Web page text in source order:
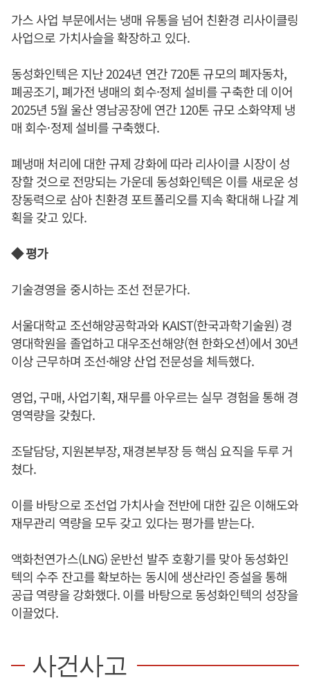
가스 사업 부문에서는 냉매 유통을 넘어 친환경 리사이클링
사업으로 가치사슬을 확장하고 있다.
동성화인텍은 지난 2024년 연간 720톤 규모의 폐자동차,
폐공조기, 폐가전 냉매의 회수·정제 설비를 구축한 데 이어
2025년 5월 울산 영남공장에 연간 120톤 규모 소화약제 냉
매 회수·정제 설비를 구축했다.
폐냉매 처리에 대한 규제 강화에 따라 리사이클 시장이 성
장할 것으로 전망되는 가운데 동성화인텍은 이를 새로운 성
장동력으로 삼아 친환경 포트폴리오를 지속 확대해 나갈 계
획을 갖고 있다.
◆ 평가
기술경영을 중시하는 조선 전문가다.
서울대학교 조선해양공학과와 KAIST(한국과학기술원) 경
영대학원을 졸업하고 대우조선해양(현 한화오션)에서 30년
이상 근무하며 조선·해양 산업 전문성을 체득했다.
영업, 구매, 사업기획, 재무를 아우르는 실무 경험을 통해 경
영역량을 갖췄다.
조달담당, 지원본부장, 재경본부장 등 핵심 요직을 두루 거
쳤다.
이를 바탕으로 조선업 가치사슬 전반에 대한 깊은 이해도와
재무관리 역량을 모두 갖고 있다는 평가를 받는다.
액화천연가스(LNG) 운반선 발주 호황기를 맞아 동성화인
텍의 수주 잔고를 확보하는 동시에 생산라인 증설을 통해
공급 역량을 강화했다. 이를 바탕으로 동성화인텍의 성장을
이끌었다.
사건사고